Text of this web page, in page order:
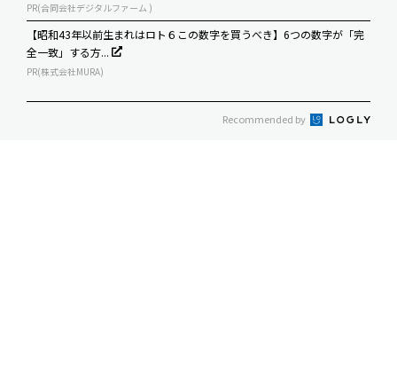
PR(合同会社デジタルファーム )
【昭和43年以前生まれはロト６この数字を買うべき】6つの数字が「完
全一致」する方...
PR(株式会社MURA)
Recommended by